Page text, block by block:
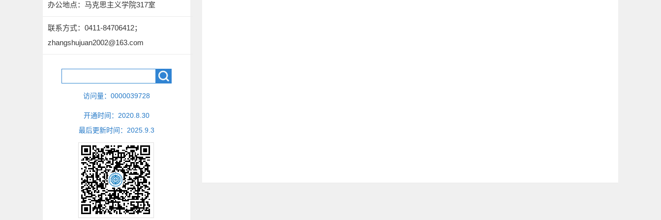
办公地点：马克思主义学院317室
联系方式： 0411-84706412；
zhangshujuan2002@163.com
访问量： 0000039728
开通时间： 2020 8 30
最后更新时间： 2025 9 3